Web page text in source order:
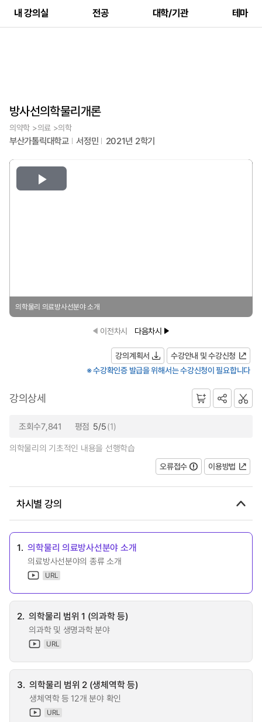
내 강의실 전공 대학/기관 테마
방사선의학물리개론
의약학 >의료 >의학
부산가톨릭대학교 서정민 2021년 2학기
Play
의학물리 의료방사선분야 소개
이전차시 다음차시
강의계획서
수강안내 및 수강신청
※ 수강확인증 발급을 위해서는 수강신청이 필요합니다
강의상세
조회수7,841 평점 5/5(1)
의학물리의 기초적인 내용을 선행학습
오류접수
이용방법
차시별 강의
1. 의학물리 의료방사선분야 소개
의료방사선분야의 종류 소개
URL
2. 의학물리 범위 1 (의과학 등)
의과학 및 생명과학 분야
URL
3. 의학물리 범위 2 (생체역학 등)
생체역학 등 12개 분야 확인
URL